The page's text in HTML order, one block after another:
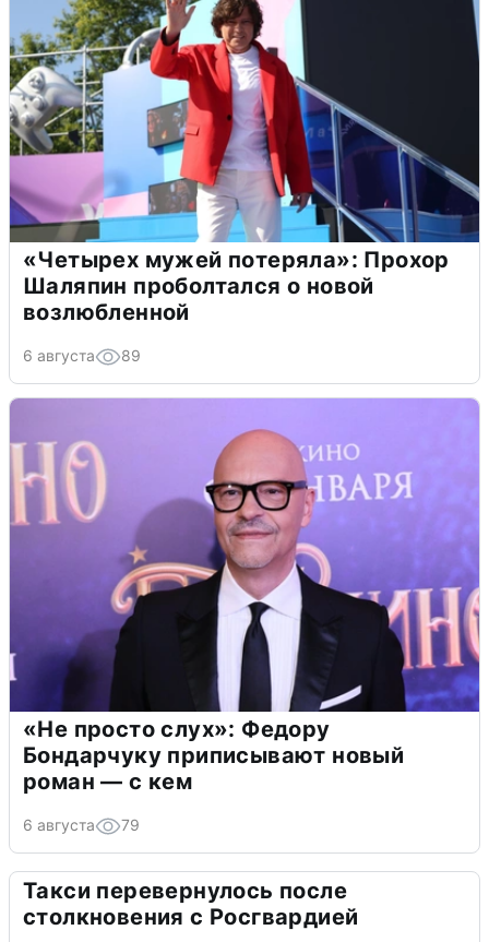
«Четырех мужей потеряла»: Прохор
Шаляпин проболтался о новой
возлюбленной
6 августа 89
«Не просто слух»: Федору
Бондарчуку приписывают новый
роман — с кем
6 августа 79
Такси перевернулось после
столкновения с Росгвардией